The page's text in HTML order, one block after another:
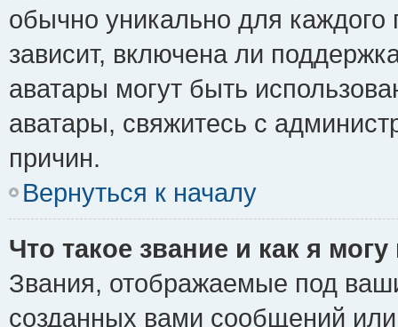
обычно уникально для каждого
зависит, включена ли
аватары могут быть
аватары, свяжитесь с
причин.
Вернуться к началу
Что такое звание и как я
Звания, отображаемые под
созданных вами сообщений